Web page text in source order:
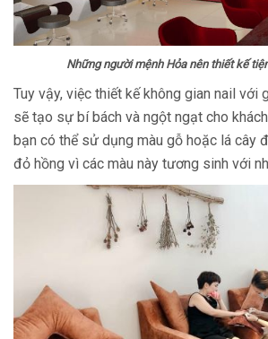
Những người mệnh Hỏa nên thiết kế
Tuy vậy, việc thiết kế không gian nail với
sẽ tạo sự bí bách và ngột ngạt cho
bạn có thể sử dụng màu gỗ hoặc lá cây
đỏ hồng vì các màu này tương sinh với